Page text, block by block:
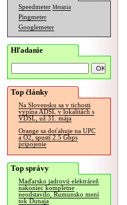
Speedmeter Merania
Pingmeter
Googlemeter
Hľadanie
Top články
Na Slovensku sa v tichosti
vypína ADSL v lokalitách s
VDSL, už 31. mája
Orange sa doťahuje na UPC
a O2, spustí 2.5 Gbps
pripojenie
Top správy
Maďarsko jadrovú elektráreň
nakoniec kompletne
neodstavilo, Rumunsko mení
tok Dunaja